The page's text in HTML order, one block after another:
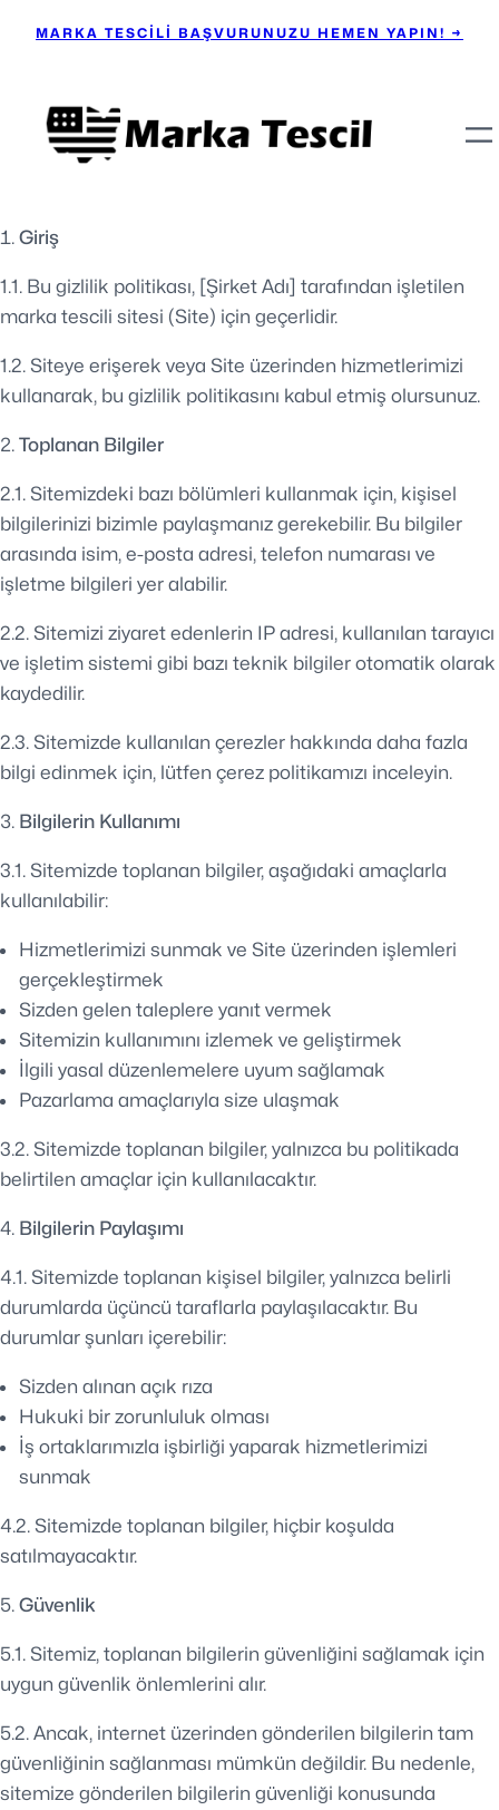
MARKA TESCİLİ BAŞVURUNUZU HEMEN YAPIN! →
Giriş
1.1. Bu gizlilik politikası, [Şirket Adı] tarafından işletilen
marka tescili sitesi (Site) için geçerlidir.
1.2. Siteye erişerek veya Site üzerinden hizmetlerimizi
kullanarak, bu gizlilik politikasını kabul etmiş olursunuz.
Toplanan Bilgiler
2.1. Sitemizdeki bazı bölümleri kullanmak için, kişisel
bilgilerinizi bizimle paylaşmanız gerekebilir. Bu bilgiler
arasında isim, e-posta adresi, telefon numarası ve
işletme bilgileri yer alabilir.
2.2. Sitemizi ziyaret edenlerin IP adresi, kullanılan tarayıcı
ve işletim sistemi gibi bazı teknik bilgiler otomatik olarak
kaydedilir.
2.3. Sitemizde kullanılan çerezler hakkında daha fazla
bilgi edinmek için, lütfen çerez politikamızı inceleyin.
Bilgilerin Kullanımı
3.1. Sitemizde toplanan bilgiler, aşağıdaki amaçlarla
kullanılabilir:
Hizmetlerimizi sunmak ve Site üzerinden işlemleri
gerçekleştirmek
Sizden gelen taleplere yanıt vermek
Sitemizin kullanımını izlemek ve geliştirmek
İlgili yasal düzenlemelere uyum sağlamak
Pazarlama amaçlarıyla size ulaşmak
3.2. Sitemizde toplanan bilgiler, yalnızca bu politikada
belirtilen amaçlar için kullanılacaktır.
Bilgilerin Paylaşımı
4.1. Sitemizde toplanan kişisel bilgiler, yalnızca belirli
durumlarda üçüncü taraflarla paylaşılacaktır. Bu
durumlar şunları içerebilir:
Sizden alınan açık rıza
Hukuki bir zorunluluk olması
İş ortaklarımızla işbirliği yaparak hizmetlerimizi
sunmak
4.2. Sitemizde toplanan bilgiler, hiçbir koşulda
satılmayacaktır.
Güvenlik
5.1. Sitemiz, toplanan bilgilerin güvenliğini sağlamak için
uygun güvenlik önlemlerini alır.
5.2. Ancak, internet üzerinden gönderilen bilgilerin tam
güvenliğinin sağlanması mümkün değildir. Bu nedenle,
sitemize gönderilen bilgilerin güvenliği konusunda